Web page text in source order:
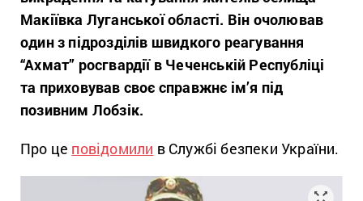
Макіївка Луганської області. Він очолював
один з підрозділів швидкого реагування
“Ахмат” росгвардії в Чеченській Республіці
та приховував своє справжнє ім’я під
позивним Лобзік.
Про це повідомили в Службі безпеки України.